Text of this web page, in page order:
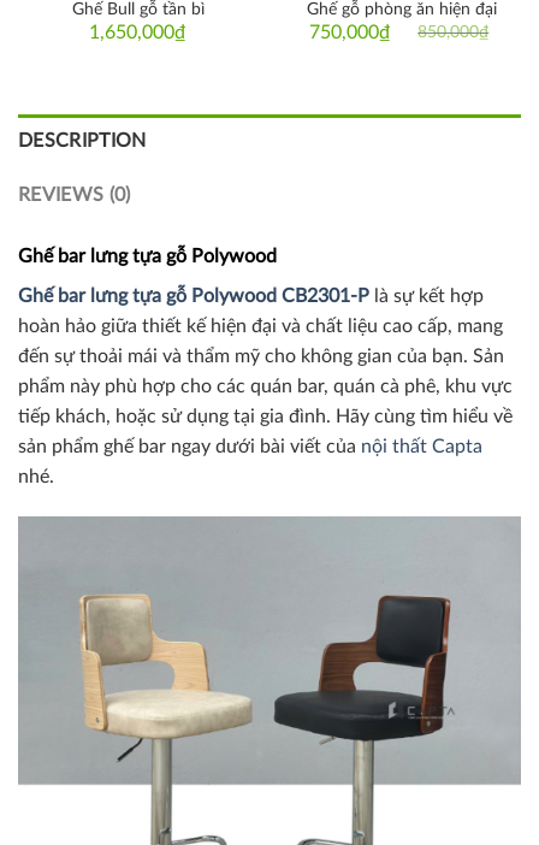
1,650,000₫
Ghế Bull gỗ tần bì
850,000₫
Original
750,000₫
Current
Ghế gỗ phòng ăn hiện đại
DESCRIPTION
REVIEWS (0)
Ghế bar lưng tựa gỗ Polywood
Ghế bar lưng tựa gỗ Polywood CB2301-P là sự kết hợp
hoàn hảo giữa thiết kế hiện đại và chất liệu cao cấp, mang
đến sự thoải mái và thẩm mỹ cho không gian của bạn. Sản
phẩm này phù hợp cho các quán bar, quán cà phê, khu vực
tiếp khách, hoặc sử dụng tại gia đình. Hãy cùng tìm hiểu về
sản phẩm ghế bar ngay dưới bài viết của nội thất Capta
nhé.